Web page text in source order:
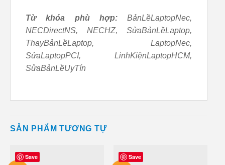
Từ khóa phù hợp:BảnLềLaptopNec,
NECDirectNS, NECHZ, SửaBảnLềLaptop,
ThayBảnLềLaptop, LaptopNec,
SửaLaptopPCI, LinhKiệnLaptopHCM,
SửaBảnLềUyTín
SẢN PHẨM TƯƠNG TỰ
Save Save